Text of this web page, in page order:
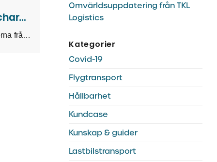
Uppdatering av Peak Season Surcharge (PSS)
Rederierna för fram prishöjningar av sjöfraktspriserna från Asien till Europa i november. Med bakgrund av
Omvärldsuppdatering från TKL
Logistics
Kategorier
Covid-19
Flygtransport
Hållbarhet
Kundcase
Kunskap & guider
Lastbilstransport